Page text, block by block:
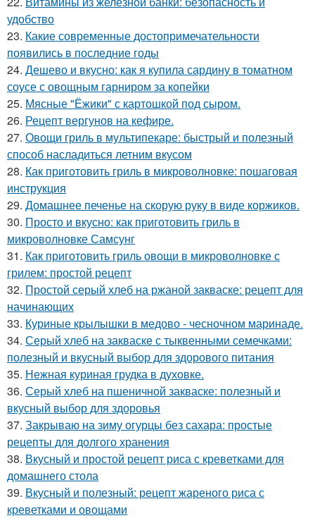
удобство
23. Какие современные достопримечательности
появились в последние годы
24. Дешево и вкусно: как я купила сардину в томатном
соусе с овощным гарниром за копейки
25. Мясные "Ёжики" с картошкой под сыром.
26. Рецепт вергунов на кефире.
27. Овощи гриль в мультипекаре: быстрый и полезный
способ насладиться летним вкусом
28. Как приготовить гриль в микроволновке: пошаговая
инструкция
29. Домашнее печенье на скорую руку в виде коржиков.
30. Просто и вкусно: как приготовить гриль в
микроволновке Самсунг
31. Как приготовить гриль овощи в микроволновке с
грилем: простой рецепт
32. Простой серый хлеб на ржаной закваске: рецепт для
начинающих
33. Куриные крылышки в медово - чесночном маринаде.
34. Серый хлеб на закваске с тыквенными семечками:
полезный и вкусный выбор для здорового питания
35. Нежная куриная грудка в духовке.
36. Серый хлеб на пшеничной закваске: полезный и
вкусный выбор для здоровья
37. Закрываю на зиму огурцы без сахара: простые
рецепты для долгого хранения
38. Вкусный и простой рецепт риса с креветками для
домашнего стола
39. Вкусный и полезный: рецепт жареного риса с
креветками и овощами